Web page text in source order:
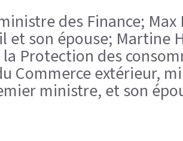
des Finance;
et son épouse;
Protection des
Commerce extérieur,
ministre, et son